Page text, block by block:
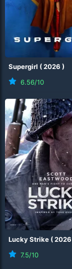
Supergirl (2026 )
6.56/10
Lucky Strike (2026
7.5/10